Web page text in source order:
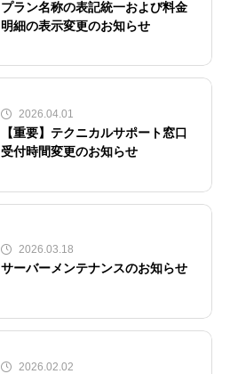
プラン名称の表記統一および料金
明細の表示変更のお知らせ
2026.04.01
【重要】テクニカルサポート窓口
受付時間変更のお知らせ
2026.03.18
サーバーメンテナンスのお知らせ
2026.02.02